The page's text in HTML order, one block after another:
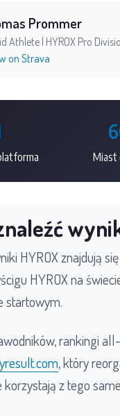
Prommer
Athlete | HYROX Pro
on Strava
Miast
HYROX znajdują
HYROX na
startowym.
rankingi
, który
korzystają z tego